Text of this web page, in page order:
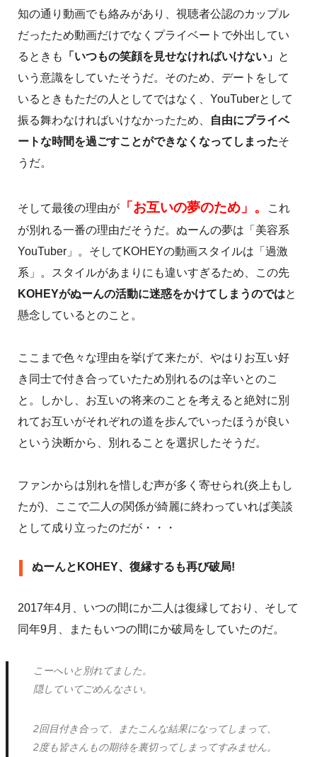
知の通り動画でも絡みがあり、視聴者公認のカップル
だったため動画だけでなくプライベートで外出してい
るときも
「いつもの笑顔を見せなければいけない」 と
いう意識をしていたそうだ。そのため、デートをして
いるときもただの人としてではなく、YouTuberとして
振る舞わなければいけなかったため、
自由にプライベ
ートな時間を過ごすことができなくなってしまったそ
うだ。
そして最後の理由が 「お互いの夢のため」。
これ
が別れる一番の理由だそうだ。ぬーんの夢は「美容系
YouTuber」。そしてKOHEYの動画スタイルは「過激
系」。スタイルがあまりにも違いすぎるため、この先
KOHEYがぬーんの活動に迷惑をかけてしまうのではと
懸念しているとのこと。
ここまで色々な理由を挙げて来たが、やはりお互い好
き同士で付き合っていたため別れるのは辛いとのこ
と。しかし、お互いの将来のことを考えると絶対に別
れてお互いがそれぞれの道を歩んでいったほうが良い
という決断から、別れることを選択したそうだ。
ファンからは別れを惜しむ声が多く寄せられ(炎上もし
たが)、ここで二人の関係が綺麗に終わっていれば美談
として成り立ったのだが・・・
ぬーんとKOHEY、復縁するも再び破局!
2017年4月、いつの間にか二人は復縁しており、そして
同年9月、またもいつの間にか破局をしていたのだ。
こーへいと別れてました。
隠していてごめんなさい。
2回目付き合って、またこんな結果になってしまって、
2度も皆さんもの期待を裏切ってしまってすみません。